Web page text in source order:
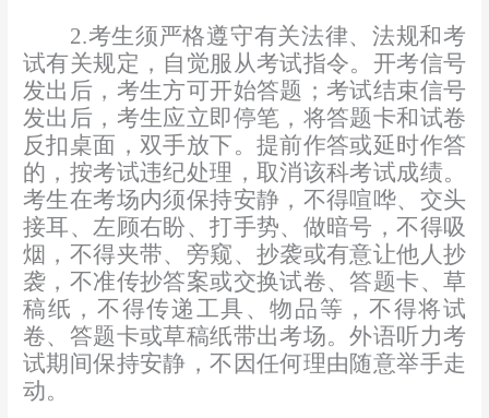
2.考生须严格遵守有关法律、法规和考
试有关规定 ， 自觉服从考试指令。开考信号
发出后，考生方可开始答题；考试结束信号
发出后，考生应立即停笔，将答题卡和试卷
反扣桌面，双手放下。 提前作答或延时作答
的，按考试违纪处理，取消该科考试成绩。
考生在考场内须保持安静，不得喧哗、交头
接耳、左顾右盼、打手势、做暗号，不得吸
烟，不得夹带、旁窥、抄袭或有意让他人抄
袭，不准传抄答案或交换试卷、答题卡、草
稿纸，不得传递工具、物品等，不得将试
卷、答题卡或草稿纸带出考场。外语听力考
试期间保持安静，不因任何理由随意举手走
动。